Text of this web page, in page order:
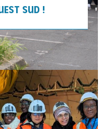
SUD !